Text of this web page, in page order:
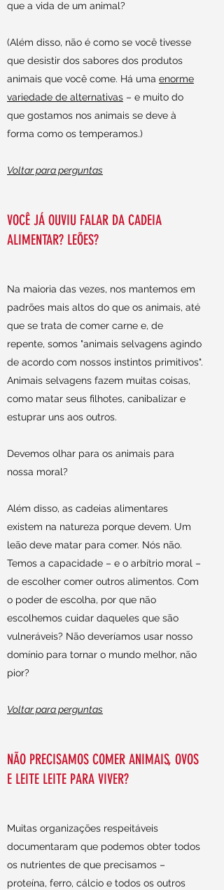
que a vida de um animal?
(Além disso, não é como se você tivesse
que desistir dos sabores dos produtos
animais que você come. Há uma enorme
variedade de alternativas – e muito do
que gostamos nos animais se deve à
forma como os temperamos.)
Voltar para perguntas
VOCÊ JÁ OUVIU FALAR DA CADEIA
ALIMENTAR? LEÕES?
Na maioria das vezes, nos mantemos em
padrões mais altos do que os animais, até
que se trata de comer carne e, de
repente, somos "animais selvagens agindo
de acordo com nossos instintos primitivos".
Animais selvagens fazem muitas coisas,
como matar seus filhotes, canibalizar e
estuprar uns aos outros.
Devemos olhar para os animais para
nossa moral?
Além disso, as cadeias alimentares
existem na natureza porque devem. Um
leão deve matar para comer. Nós não.
Temos a capacidade – e o arbítrio moral –
de escolher comer outros alimentos. Com
o poder de escolha, por que não
escolhemos cuidar daqueles que são
vulneráveis? Não deveríamos usar nosso
domínio para tornar o mundo melhor, não
pior?
Voltar para perguntas
NÃO PRECISAMOS COMER ANIMAIS, OVOS
E LEITE LEITE PARA VIVER?
Muitas organizações respeitáveis
documentaram que podemos obter todos
os nutrientes de que precisamos –
proteína, ferro, cálcio e todos os outros